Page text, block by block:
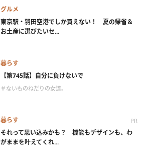
グルメ
東京駅・羽田空港でしか買えない！ 夏の帰省＆
お土産に選びたいセ...
暮らす
【第745話】自分に負けないで
＃ないものねだりの女達。
暮らす PR
それって思い込みかも？ 機能もデザインも、わ
がままを叶えてくれ...